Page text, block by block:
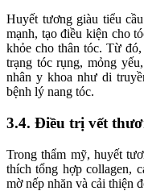
Huyết tương giàu tiểu
mạnh, tạo điều kiện cho
khỏe cho thân tóc. Từ
trạng tóc rụng, mỏng
nhân y khoa như di
bệnh lý nang tóc.
3.4. Điều trị vết
Trong thẩm mỹ, huyết
thích tổng hợp collagen,
mờ nếp nhăn và cải thiện